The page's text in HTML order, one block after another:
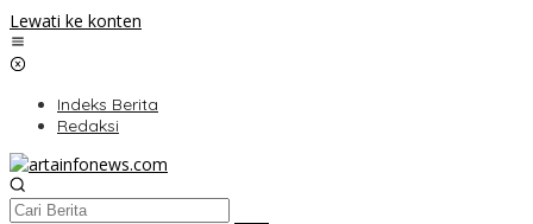
Lewati ke konten
Indeks Berita
Redaksi